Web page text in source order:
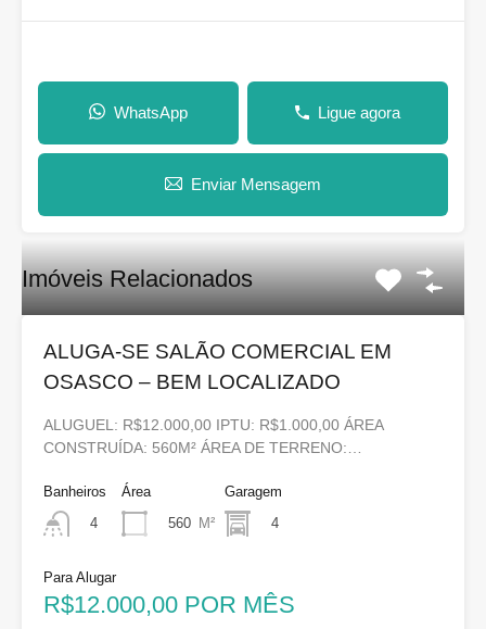
WhatsApp Ligue agora
Enviar Mensagem
Imóveis Relacionados
ALUGA-SE SALÃO COMERCIAL EM
OSASCO – BEM LOCALIZADO
ALUGUEL: R$12.000,00 IPTU: R$1.000,00 ÁREA
CONSTRUÍDA: 560M² ÁREA DE TERRENO:…
Banheiros
4
Área
560 M²
Garagem
4
Para Alugar
R$12.000,00 POR MÊS